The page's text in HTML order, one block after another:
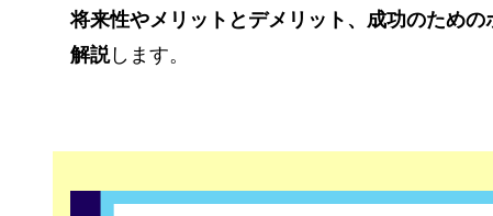
将来性やメリットとデメリット、成功のため
解説します。